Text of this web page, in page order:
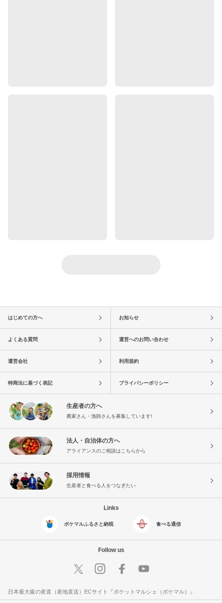
はじめての方へ お知らせ
よくある質問 運営へのお問い合わせ
運営会社 利用規約
特商法に基づく表記 プライバシーポリシー
生産者の方へ
農家さん・漁師さんを募集しています!
法人・自治体の方へ
アライアンスのご相談はこちらから
採用情報
生産者と食べる人をつなぎたい
Links
ポケマルふるさと納税 食べる通信
Follow us
日本最大級の産直（産地直送）ECサイト『ポケットマルシェ（ポケマル）』